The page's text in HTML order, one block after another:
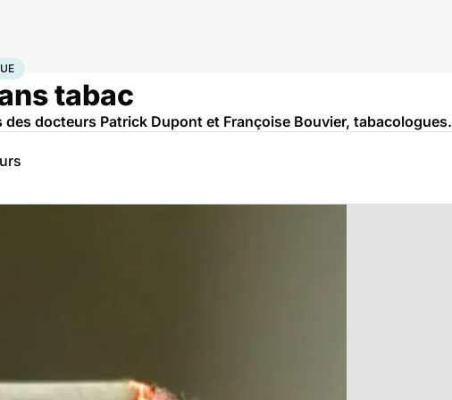
tabac
des docteurs Patrick Dupont et Françoise Bouvier, tabacologues.